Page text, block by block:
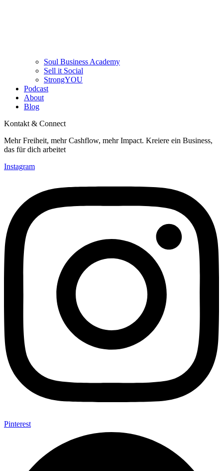
Soul Business Academy
Sell it Social
StrongYOU
Podcast
About
Blog
Kontakt & Connect
Mehr Freiheit, mehr Cashflow, mehr Impact. Kreiere ein Business,
das für dich arbeitet
Instagram
Pinterest